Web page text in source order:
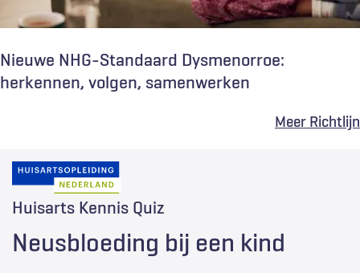
Nieuwe NHG-Standaard Dysmenorroe:
herkennen, volgen, samenwerken
Meer Richtlijn
Huisarts Kennis Quiz
Neusbloeding bij een kind